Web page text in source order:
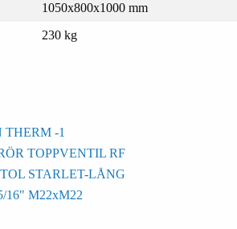
1050x800x1000 mm
230 kg
THERM -1
TOPPVENTIL RF
STARLET-LÅNG
16" M22xM22